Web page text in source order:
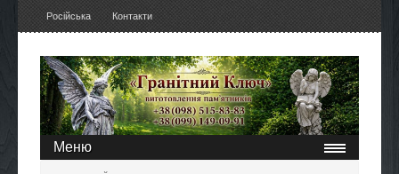
Російська Контакти
Меню